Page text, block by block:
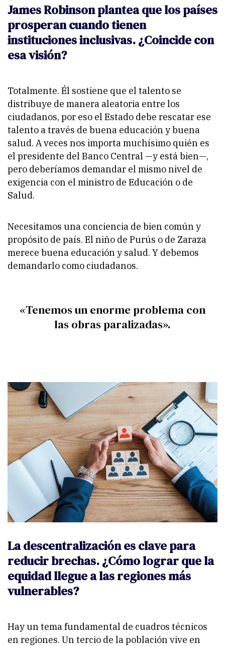
James Robinson plantea que los países
prosperan cuando tienen
instituciones inclusivas. ¿Coincide con
esa visión?
Totalmente. Él sostiene que el talento se
distribuye de manera aleatoria entre los
ciudadanos, por eso el Estado debe rescatar ese
talento a través de buena educación y buena
salud. A veces nos importa muchísimo quién es
el presidente del Banco Central —y está bien—,
pero deberíamos demandar el mismo nivel de
exigencia con el ministro de Educación o de
Salud.
Necesitamos una conciencia de bien común y
propósito de país. El niño de Purús o de Zaraza
merece buena educación y salud. Y debemos
demandarlo como ciudadanos.
«Tenemos un enorme problema con
las obras paralizadas».
La descentralización es clave para
reducir brechas. ¿Cómo lograr que la
equidad llegue a las regiones más
vulnerables?
Hay un tema fundamental de cuadros técnicos
en regiones. Un tercio de la población vive en